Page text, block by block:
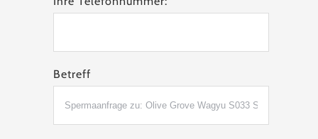
Betreff